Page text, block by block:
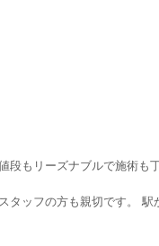
もリーズナブルで施術も
ッフの方も親切です。 駅